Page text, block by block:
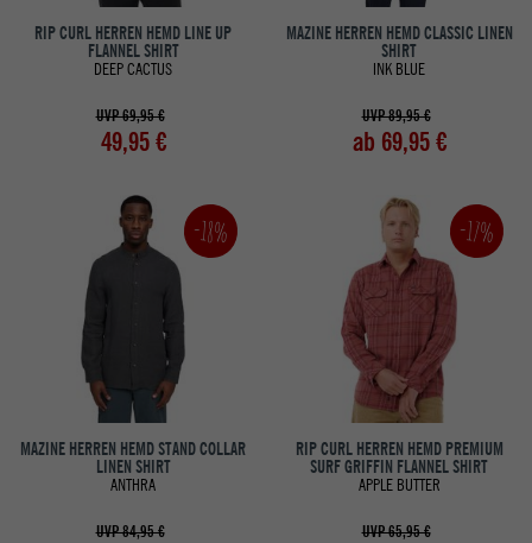
RIP CURL HERREN HEMD LINE UP
FLANNEL SHIRT
DEEP CACTUS
UVP 69,95 €
49,95 €
MAZINE HERREN HEMD CLASSIC LINEN
SHIRT
INK BLUE
UVP 89,95 €
ab 69,95 €
-18%
MAZINE HERREN HEMD STAND COLLAR
LINEN SHIRT
ANTHRA
UVP 84,95 €
-17%
RIP CURL HERREN HEMD PREMIUM
SURF GRIFFIN FLANNEL SHIRT
APPLE BUTTER
UVP 65,95 €